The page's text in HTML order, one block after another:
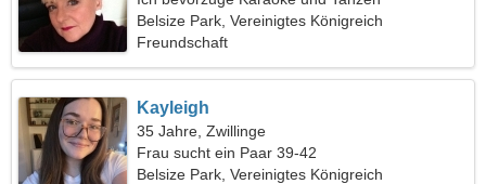
Belsize Park, Vereinigtes Königreich
Freundschaft
Kayleigh
35 Jahre, Zwillinge
Frau sucht ein Paar 39-42
Belsize Park, Vereinigtes Königreich